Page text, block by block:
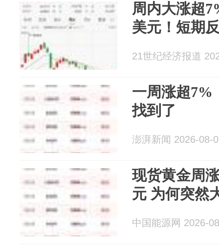
周内大涨超
美元！短期
21世纪经济报道
一周涨超7%
找到了
澎湃新闻 2026-08-
现货黄金周
元 为何突然
中国能源网 2026-